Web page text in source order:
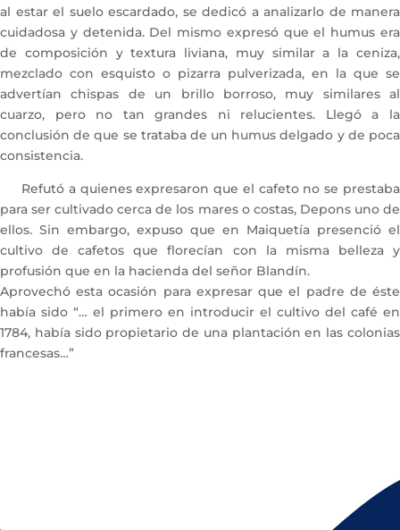
al estar el suelo escardado, se dedicó a analizarlo de manera
cuidadosa y detenida. Del mismo expresó que el humus era
de composición y textura liviana, muy similar a la ceniza,
mezclado con esquisto o pizarra pulverizada, en la que se
advertían chispas de un brillo borroso, muy similares al
cuarzo, pero no tan grandes ni relucientes. Llegó a la
conclusión de que se trataba de un humus delgado y de poca
consistencia.
Refutó a quienes expresaron que el cafeto no se prestaba
para ser cultivado cerca de los mares o costas, Depons uno de
ellos. Sin embargo, expuso que en Maiquetía presenció el
cultivo de cafetos que florecían con la misma belleza y
profusión que en la hacienda del señor Blandín.
Aprovechó esta ocasión para expresar que el padre de éste
había sido “… el primero en introducir el cultivo del café en
1784, había sido propietario de una plantación en las colonias
francesas…”